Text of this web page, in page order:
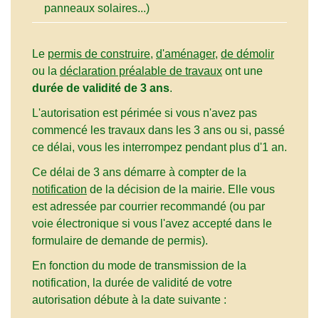
panneaux solaires...)
Le permis de construire, d'aménager, de démolir
ou la déclaration préalable de travaux ont une
durée de validité de 3 ans.
L'autorisation est périmée si vous n'avez pas
commencé les travaux dans les 3 ans ou si, passé
ce délai, vous les interrompez pendant plus d'1 an.
Ce délai de 3 ans démarre à compter de la
notification de la décision de la mairie. Elle vous
est adressée par courrier recommandé (ou par
voie électronique si vous l'avez accepté dans le
formulaire de demande de permis).
En fonction du mode de transmission de la
notification, la durée de validité de votre
autorisation débute à la date suivante :